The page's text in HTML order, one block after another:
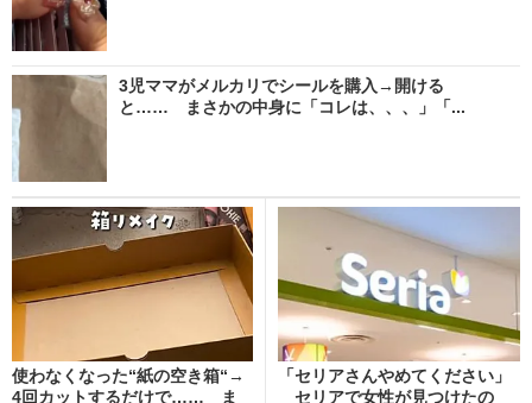
3児ママがメルカリでシールを購入→開ける
と…… まさかの中身に「コレは、、、」「...
使わなくなった“紙の空き箱“→
4回カットするだけで…… ま
「セリアさんやめてください」
セリアで女性が見つけたの